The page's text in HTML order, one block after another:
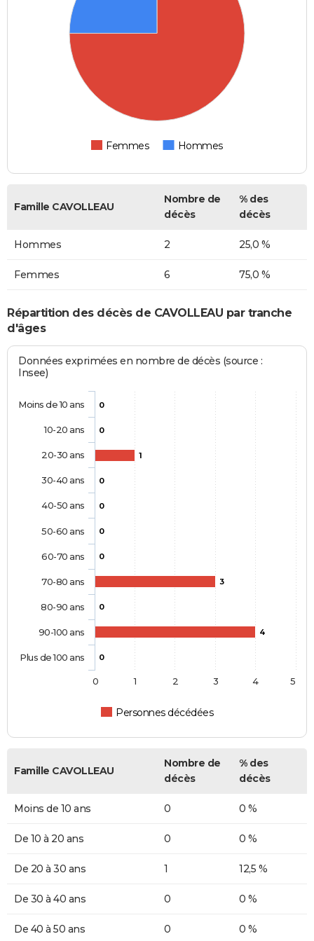
Femmes Hommes
Famille CAVOLLEAU
Nombre de
décès
% des
décès
Hommes 2 25,0 %
Femmes 6 75,0 %
Répartition des décès de CAVOLLEAU par tranche
d'âges
Données exprimées en nombre de décès (source :
Insee)
0
0
1
0
0
0
0
3
0
4
0
Personnes décédées
Moins de 10 ans
10-20 ans
20-30 ans
30-40 ans
40-50 ans
50-60 ans
60-70 ans
70-80 ans
80-90 ans
90-100 ans
Plus de 100 ans
0 1 2 3 4 5
Famille CAVOLLEAU
Nombre de
décès
% des
décès
Moins de 10 ans 0 0 %
De 10 à 20 ans 0 0 %
De 20 à 30 ans 1 12,5 %
De 30 à 40 ans 0 0 %
De 40 à 50 ans 0 0 %